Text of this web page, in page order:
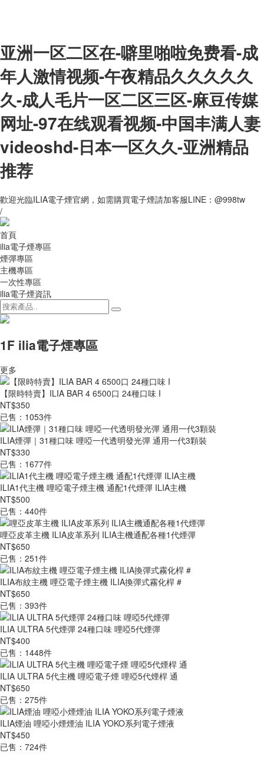
亚洲一区二区在-噼里啪啦免费看-成
年人激情视频-午夜精品久久久久久
久-成人毛片一区二区三区-麻豆传媒
网址-97在线观看视频-中国丰满人妻
videoshd-日本一区久久-亚洲精品
推荐
歡迎光臨ILIA電子煙官網，如需購買電子煙請加客服LINE：@998tw
/
首頁
ilia電子煙專區
煙彈專區
主機專區
一次性專區
ilia電子煙資訊
1F ilia電子煙專區
更多
【限時特賣】ILIA BAR 4 6500口 24種口味 I
NT$350
已售：1053件
ILIA煙彈｜31種口味 哩啞一代透明發光彈 通用一代3顆裝
NT$330
已售：1677件
ILIA1代主機 哩啞電子煙主機 通配1代煙彈 ILIA主機
NT$500
已售：440件
哩亞皮革主機 ILIA皮革系列 ILIA主機通配各種1代煙彈
NT$650
已售：251件
ILIA布紋主機 哩亞電子煙主機 ILIA換彈式霧化桿 #
NT$650
已售：393件
ILIA ULTRA 5代煙彈 24種口味 哩啞5代煙彈
NT$400
已售：1448件
ILIA ULTRA 5代主機 哩啞電子煙 哩啞5代煙桿 通
NT$650
已售：275件
ILIA煙油 哩啞小煙煙油 ILIA YOKO系列電子煙液
NT$450
已售：724件